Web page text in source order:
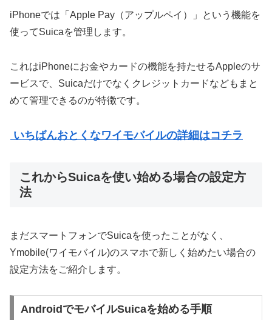
iPhoneでは「Apple Pay（アップルペイ）」という機能を
使ってSuicaを管理します。
これはiPhoneにお金やカードの機能を持たせるAppleのサ
ービスで、Suicaだけでなくクレジットカードなどもまと
めて管理できるのが特徴です。
いちばんおとくなワイモバイルの詳細はコチラ
これからSuicaを使い始める場合の設定方
法
まだスマートフォンでSuicaを使ったことがなく、
Ymobile(ワイモバイル)のスマホで新しく始めたい場合の
設定方法をご紹介します。
AndroidでモバイルSuicaを始める手順